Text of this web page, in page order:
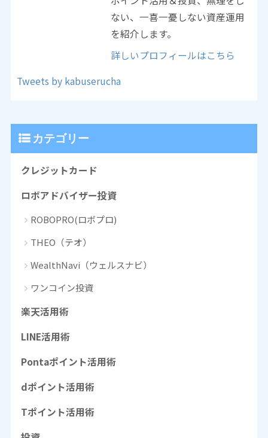
ない、一喜一憂しない資産運用
を紹介します。
詳しいプロフィールはこちら
Tweets by kabuserucha
カテゴリー
クレジットカード
ロボアドバイザー投資
ROBOPRO(ロボプロ)
THEO（テオ）
WealthNavi（ウェルスナビ）
ワンコイン投資
楽天活用術
LINE活用術
Pontaポイント活用術
dポイント活用術
Tポイント活用術